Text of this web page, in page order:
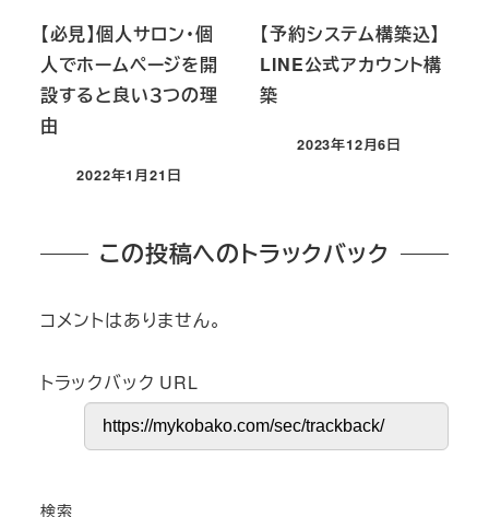
【必見】個人サロン・個
人でホームページを開
設すると良い３つの理
由
投稿日
2022年1月21日
【予約システム構築込】
LINE公式アカウント構
築
投稿日
2023年12月6日
この投稿へのトラックバック
コメントはありません。
トラックバック URL
検索